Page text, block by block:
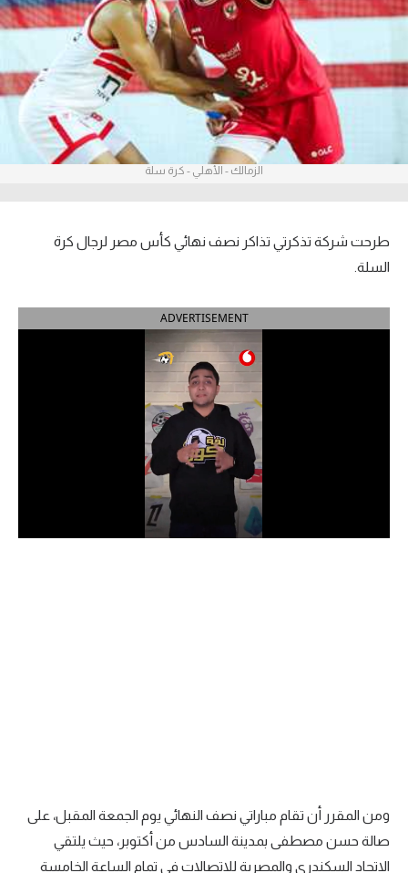
ركن الألعاب
بطولات
أمريكا 2026
الدوري الإنجليزي الممتاز
الدوري السعودي للمحترفين
دوري أبطال إفريقيا
منتخب مصر
سعودي في الجول
الزمالك - الأهلي - كرة سلة
طرحت شركة تذكرتي تذاكر نصف نهائي كأس مصر لرجال كرة
السلة.
ADVERTISEMENT
ومن المقرر أن تقام مباراتي نصف النهائي يوم الجمعة المقبل، على
صالة حسن مصطفى بمدينة السادس من أكتوبر، حيث يلتقي
الاتحاد السكندري والمصرية للاتصالات في تمام الساعة الخامسة